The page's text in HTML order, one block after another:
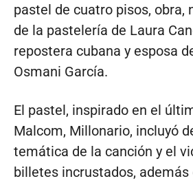
pastel de cuatro pisos, obra,
de la pastelería de Laura
repostera cubana y esposa
Osmani García.
El pastel, inspirado en el
Malcom, Millonario, incluyó
temática de la canción y el
billetes incrustados,